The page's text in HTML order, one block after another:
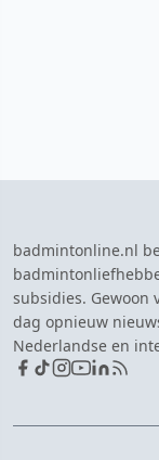
badmintonline.nl
subsidies. Gewoon
dag opnieuw
Nederlandse en